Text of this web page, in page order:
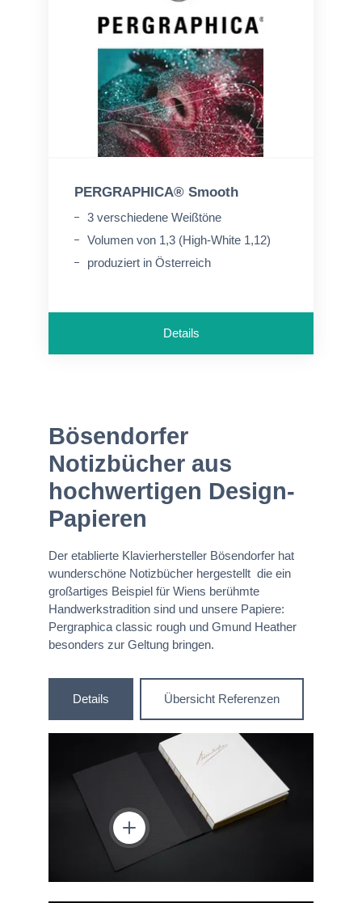
PERGRAPHICA® Smooth
3 verschiedene Weißtöne
Volumen von 1,3 (High-White 1,12)
produziert in Österreich
Details
Bösendorfer
Notizbücher aus
hochwertigen Design-
Papieren
Der etablierte Klavierhersteller Bösendorfer hat
wunderschöne Notizbücher hergestellt die ein
großartiges Beispiel für Wiens berühmte
Handwerkstradition sind und unsere Papiere:
Pergraphica classic rough und Gmund Heather
besonders zur Geltung bringen.
Details Übersicht Referenzen